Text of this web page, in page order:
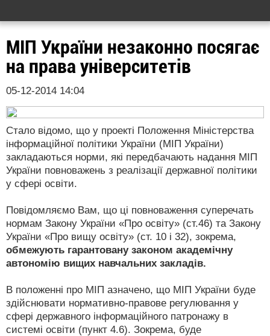
МІП України незаконно посягає
на права університетів
05-12-2014 14:04
Стало відомо, що у проекті Положення Міністерства
інформаційної політики України (МІП України)
закладаються норми, які передбачають надання МІП
України повноважень з реалізації державної політики
у сфері освіти.
Повідомляємо Вам, що ці повноваження суперечать
нормам Закону України «Про освіту» (ст.46) та Закону
України «Про вищу освіту» (ст. 10 і 32), зокрема,
обмежують гарантовану законом академічну
автономію вищих навчальних закладів.
В положенні про МІП азначено, що МІП України буде
здійснювати нормативно-правове регулювання у
сфері державного інформаційного патронажу в
системі освіти (пункт 4.6). Зокрема, буде